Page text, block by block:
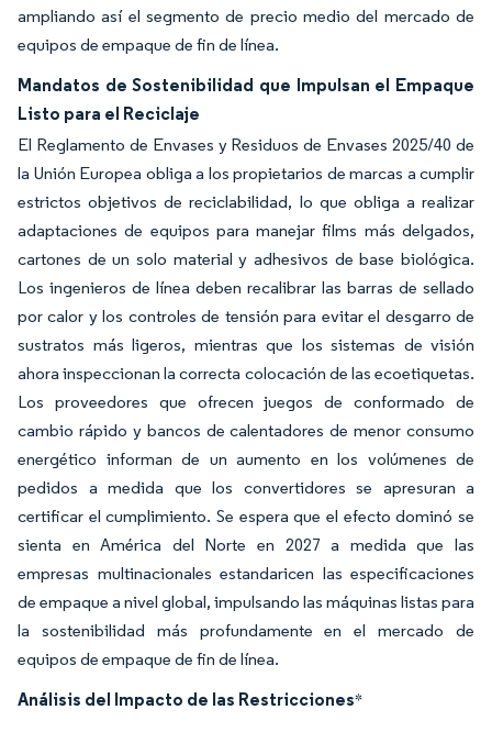
ampliando así el segmento de precio medio del mercado de
equipos de empaque de fin de línea.
Mandatos de Sostenibilidad que Impulsan el Empaque
Listo para el Reciclaje
El Reglamento de Envases y Residuos de Envases 2025/40 de
la Unión Europea obliga a los propietarios de marcas a cumplir
estrictos objetivos de reciclabilidad, lo que obliga a realizar
adaptaciones de equipos para manejar films más delgados,
cartones de un solo material y adhesivos de base biológica.
Los ingenieros de línea deben recalibrar las barras de sellado
por calor y los controles de tensión para evitar el desgarro de
sustratos más ligeros, mientras que los sistemas de visión
ahora inspeccionan la correcta colocación de las ecoetiquetas.
Los proveedores que ofrecen juegos de conformado de
cambio rápido y bancos de calentadores de menor consumo
energético informan de un aumento en los volúmenes de
pedidos a medida que los convertidores se apresuran a
certificar el cumplimiento. Se espera que el efecto dominó se
sienta en América del Norte en 2027 a medida que las
empresas multinacionales estandaricen las especificaciones
de empaque a nivel global, impulsando las máquinas listas para
la sostenibilidad más profundamente en el mercado de
equipos de empaque de fin de línea.
Análisis del Impacto de las Restricciones*